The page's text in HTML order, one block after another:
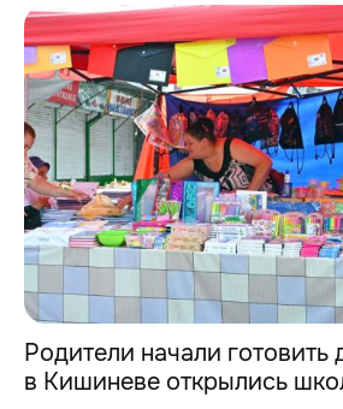
Родители начали готовить
в Кишиневе открылись